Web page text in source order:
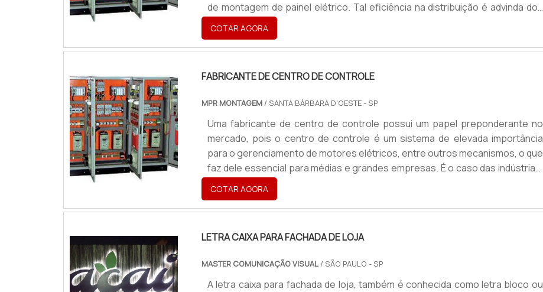
de montagem de painel elétrico. Tal eficiência na distribuição é advinda dos
painéis elétricos, os equipamentos montados com responsabilidade e
segurança que contam com uma gama de dispositivos elétricos para
oferecer o funcionamento completo do painel, distribuindo, assim, .
COTAR AGORA
FABRICANTE DE CENTRO DE CONTROLE
MPR MONTAGEM / SANTA BÁRBARA D'OESTE - SP
Uma fabricante de centro de controle possui um papel preponderante no
mercado, pois o centro de controle é um sistema de elevada importância
para o gerenciamento de motores elétricos, entre outros mecanismos, o que
faz dele essencial para médias e grandes empresas. É o caso das indústrias,
que têm nele uma maneira eficiente de aumentar a segurança das estruturas.
Além disso, por meio de uma empresa especialista, toda a estruturação do
projeto, bem como a instalação, é efetuada por ela, eliminand.
COTAR AGORA
LETRA CAIXA PARA FACHADA DE LOJA
MASTER COMUNICAÇÃO VISUAL/ SÃO PAULO - SP
A letra caixa para fachada de loja, também é conhecida como letra bloco ou